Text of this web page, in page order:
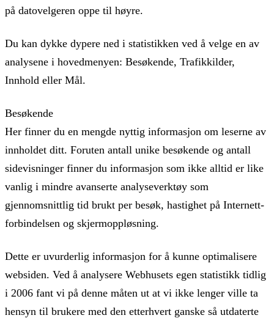
på datovelgeren oppe til høyre.
Du kan dykke dypere ned i statistikken ved å velge en av
analysene i hovedmenyen: Besøkende, Trafikkilder,
Innhold eller Mål.
Besøkende
Her finner du en mengde nyttig informasjon om leserne av
innholdet ditt. Foruten antall unike besøkende og antall
sidevisninger finner du informasjon som ikke alltid er like
vanlig i mindre avanserte analyseverktøy som
gjennomsnittlig tid brukt per besøk, hastighet på Internett-
forbindelsen og skjermoppløsning.
Dette er uvurderlig informasjon for å kunne optimalisere
websiden. Ved å analysere Webhusets egen statistikk tidlig
i 2006 fant vi på denne måten ut at vi ikke lenger ville ta
hensyn til brukere med den etterhvert ganske så utdaterte